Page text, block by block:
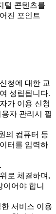
털 콘텐츠를
진 포인트
청에 대한 교
성립됩니다.
가 이용 신청
자 관리시 필
의 컴퓨터 등
터를 입력하
로 체결하며,
어야 합니
서비스 이용